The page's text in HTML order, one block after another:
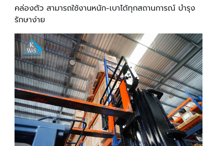
คล่องตัว สามารถใช้งานหนัก-เบาได้ทุกสถานการณ์ บํารุง
รักษาง่าย